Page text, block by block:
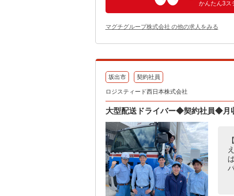
かんたん3ス
マグチグループ株式会社 の他の求人をみる
坂出市 契約社員
ロジスティード西日本株式会社
大型配送ドライバー◆契約社員◆月